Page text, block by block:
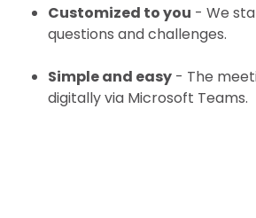
Customized to you - We
questions and challenges.
Simple and easy - The
digitally via Microsoft Teams.